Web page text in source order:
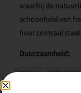
waarbij de
schoonheid van
hout centraal
Duurzaamheid:
Klasse 5 – Niet